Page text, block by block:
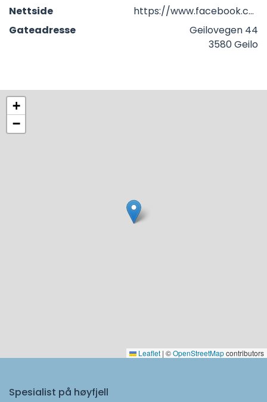
Nettside
https://www.facebook.com/profile.php?id=100063739744438&locale=nb_NO
Gateadresse
Geilovegen 44
3580 Geilo
+
−
Leaflet | ©OpenStreetMapcontributors
Spesialist på høyfjell